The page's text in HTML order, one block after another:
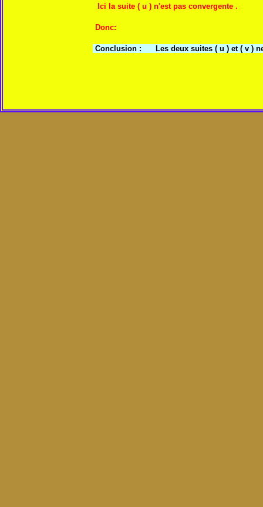
Ici la suite ( u ) n'est pas convergente .
Donc:
Conclusion : Les deux suites ( u ) et ( v )